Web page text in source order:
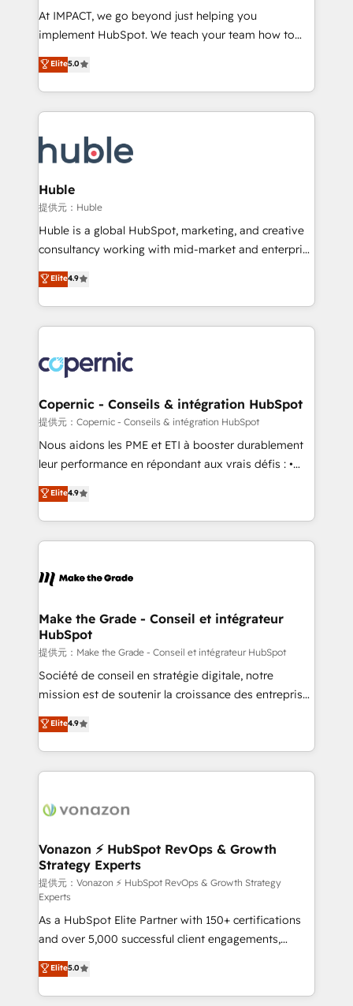
WooCommerce 💲 Stripe or Paypal 💰 Sage or
Netsuite 🤖 Google or Microsoft ✍️ DocuSign or
the rare Advanced "Custom Integrations"
Accreditation, securely sync data across... 🔄 any
new HubSpot portal with Advanced Website and
CRM Migrations using our in-house "HubScrub" Tool.
At IMPACT, we go beyond just helping you
implement HubSpot. We teach your team how to
master it. As the creators of the Endless Customers
System™ (the next evolution of They Ask, You
Answer), we’re the only HubSpot partner built
entirely around coaching and training. That means
skills, processes, and internal team you need to
attract the right buyers, close deals faster, and grow
without outside dependencies. You’ll learn how to: •
Set up, audit, and organize your HubSpot portal •
Get your sales team fully using HubSpot • Track
pipeline and revenue across the entire buyer journey
growth • Create content and videos that attract
buyers • Use AI to scale smarter Our coaching-led
lasts. So if you're ready to become the most trusted
voice in your market, let’s talk.
Elite5.0
Huble
提供元：Huble
Huble is a global HubSpot, marketing, and creative
consultancy working with mid-market and enterprise
businesses. We go beyond implementation, shaping
the strategy, processes, and teams that turn
HubSpot into a genuine growth engine. Named
HubSpot's Global Partner of the Year in 2024,
worldwide, and with over 15 years in the ecosystem,
Huble has built a track record that speaks for itself.
One company, one operating model, delivering
across offices and consulting teams in the UK, USA,
Canada, Germany, France, Belgium, Singapore, and
South Africa. Certified compliant with ISO/IEC
international offices and 175+ employees.
Elite4.9
Copernic - Conseils & intégration HubSpot
提供元：Copernic - Conseils & intégration HubSpot
Nous aidons les PME et ETI à booster durablement
leur performance en répondant aux vrais défis : •
Intégration de HubSpot avec d’autres outils (ERP,
téléphonie, etc.) • Alignement des équipes grâce à un
outil et des données partagées • Amélioration de la
collecte et de l’analyse des données pour des
de la productivité des équipes Notre équipe de 30
avec un engagement total, alignant processus
métiers et technologie, et guidant vos équipes à
travers le changement, tout en centrant vos objectifs
d’entreprise. Grâce à une méthodologie éprouvée
auprès de plus de 400 clients, nous comprenons
HubSpot dans votre organisation. Pour toute
question technique ou besoin de structuration de
Elite4.9
Make the Grade - Conseil et intégrateur
HubSpot
提供元：Make the Grade - Conseil et intégrateur HubSpot
Société de conseil en stratégie digitale, notre
mission est de soutenir la croissance des entreprises
B2B à travers l’acquisition de nouveaux clients,
l'intégration CRM et le développement des revenus
auprès de vos comptes existants. En France et à
l'international, nous travaillons avec des ETI
delà d’une simple transformation digitale et des
➤ L’intégration de CRM et de méthodologie RevOps
pour aligner les équipes marketing, commerciales et
support client (data migration, synchronisation API,
audit et maintenance) ➤ La création de sites internet
de conversion qui transforment les visiteurs en
opportunités d'affaires ➤ La mise en place de
stratégies d'acquisition marketing (SEO, SEA,
inbound, automatisation marketing, ABM, IA,
emailing) Informations clés : - 10 ans d'expérience -
Elite4.9
Vonazon ⚡ HubSpot RevOps & Growth
Strategy Experts
提供元：Vonazon ⚡ HubSpot RevOps & Growth Strategy
Experts
As a HubSpot Elite Partner with 150+ certifications
and over 5,000 successful client engagements,
Vonazon turns marketing complexity into
measurable, scalable growth. From onboarding to
enterprise-grade campaigns, our in-house team
Elite5.0